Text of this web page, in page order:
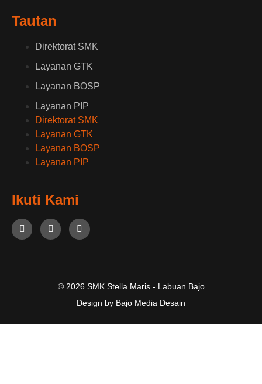
Tautan
Direktorat SMK
Layanan GTK
Layanan BOSP
Layanan PIP
Direktorat SMK
Layanan GTK
Layanan BOSP
Layanan PIP
Ikuti Kami
© 2026 SMK Stella Maris - Labuan Bajo
Design by Bajo Media Desain